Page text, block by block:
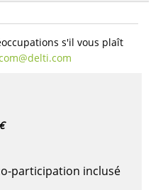
s'il vous plaît
participation inclusé